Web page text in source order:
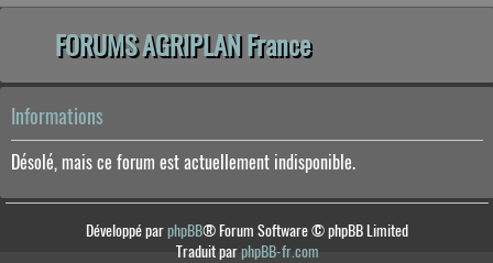
FORUMS AGRIPLAN France
Informations
Désolé, mais ce forum est actuellement indisponible.
Développé parphpBB® Forum Software © phpBB Limited
Traduit parphpBB-fr.com